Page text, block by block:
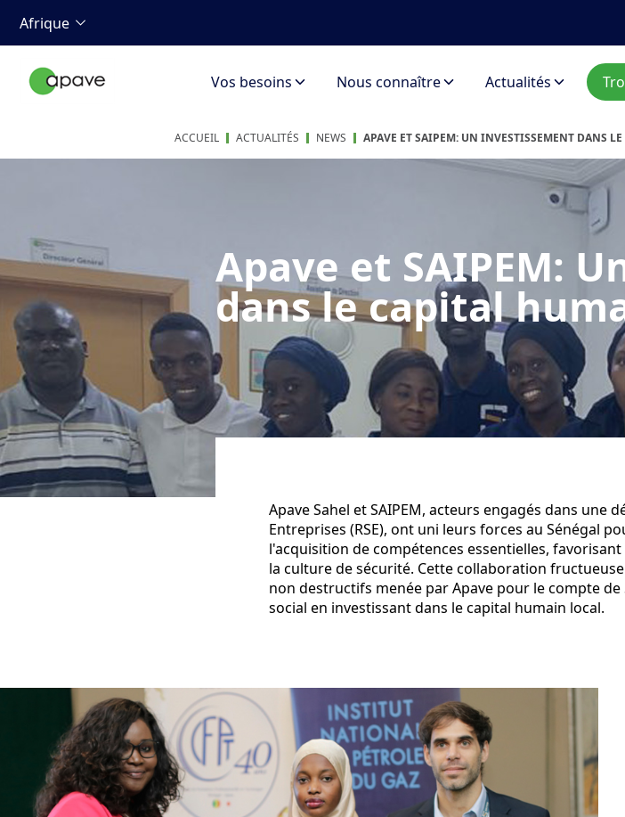
Afrique
Vos besoins Nous connaître Actualités
ACCUEIL ACTUALITÉS NEWS APAVE ET SAIPEM: UN INVESTISSEMENT DANS
Apave et SAIPEM:
dans le capital
Apave Sahel et SAIPEM, acteurs engagés dans une
Entreprises (RSE), ont uni leurs forces au Sénégal
l'acquisition de compétences essentielles,
la culture de sécurité. Cette collaboration
non destructifs menée par Apave pour le compte
social en investissant dans le capital humain local.